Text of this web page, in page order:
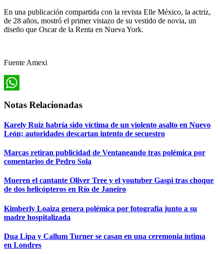
En una publicación compartida con la revista Elle México, la actriz,
de 28 años, mostró el primer vistazo de su vestido de novia, un
diseño que Oscar de la Renta en Nueva York.
Fuente Amexi
Notas Relacionadas
Karely Ruiz habría sido víctima de un violento asalto en Nuevo
León; autoridades descartan intento de secuestro
Marcas retiran publicidad de Ventaneando tras polémica por
comentarios de Pedro Sola
Mueren el cantante Oliver Tree y el youtuber Gaspi tras choque
de dos helicópteros en Río de Janeiro
Kimberly Loaiza genera polémica por fotografía junto a su
madre hospitalizada
Dua Lipa y Callum Turner se casan en una ceremonia íntima
en Londres